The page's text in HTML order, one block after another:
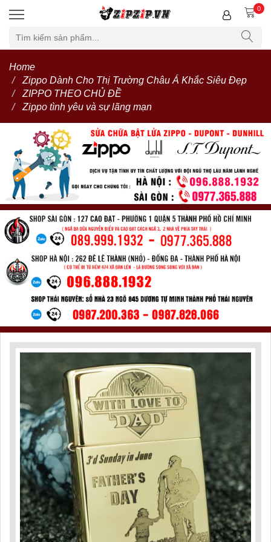
0
Home
Zippo Dành Cho Thị Trường Châu Á Khắc Siêu Đẹp
ZIPPO THEO CHỦ ĐỀ
Zippo tình yêu và sự lãng mạn